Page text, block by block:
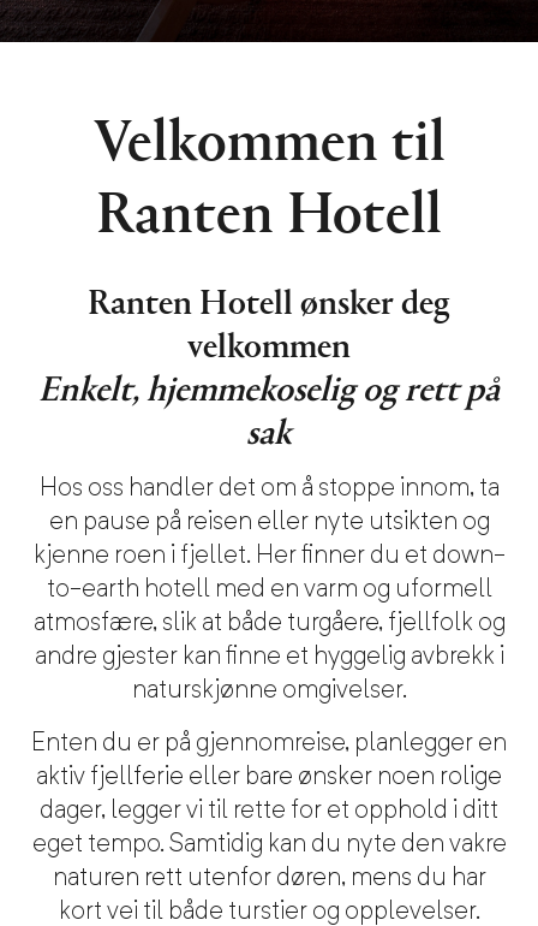
Velkommen til
Ranten Hotell
Ranten Hotell ønsker deg
velkommen
Enkelt, hjemmekoselig og rett på
sak
Hos oss handler det om å stoppe innom, ta
en pause på reisen eller nyte utsikten og
kjenne roen i fjellet. Her finner du et down-
to-earth hotell med en varm og uformell
atmosfære, slik at både turgåere, fjellfolk og
andre gjester kan finne et hyggelig avbrekk i
naturskjønne omgivelser.
Enten du er på gjennomreise, planlegger en
aktiv fjellferie eller bare ønsker noen rolige
dager, legger vi til rette for et opphold i ditt
eget tempo. Samtidig kan du nyte den vakre
naturen rett utenfor døren, mens du har
kort vei til både turstier og opplevelser.